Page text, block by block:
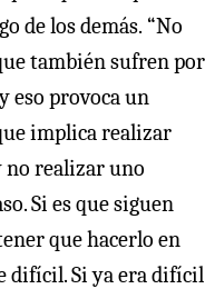
de los demás. “No
también sufren por
eso provoca un
implica realizar
no realizar uno
Si es que siguen
que hacerlo en
difícil. Si ya era difícil